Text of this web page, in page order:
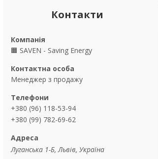
Контакти
🟧 SAVEN - Saving Energy
Менеджер з продажу
+380 (96) 118-53-94
+380 (99) 782-69-62
Луганська 1-Б, Львів, Україна